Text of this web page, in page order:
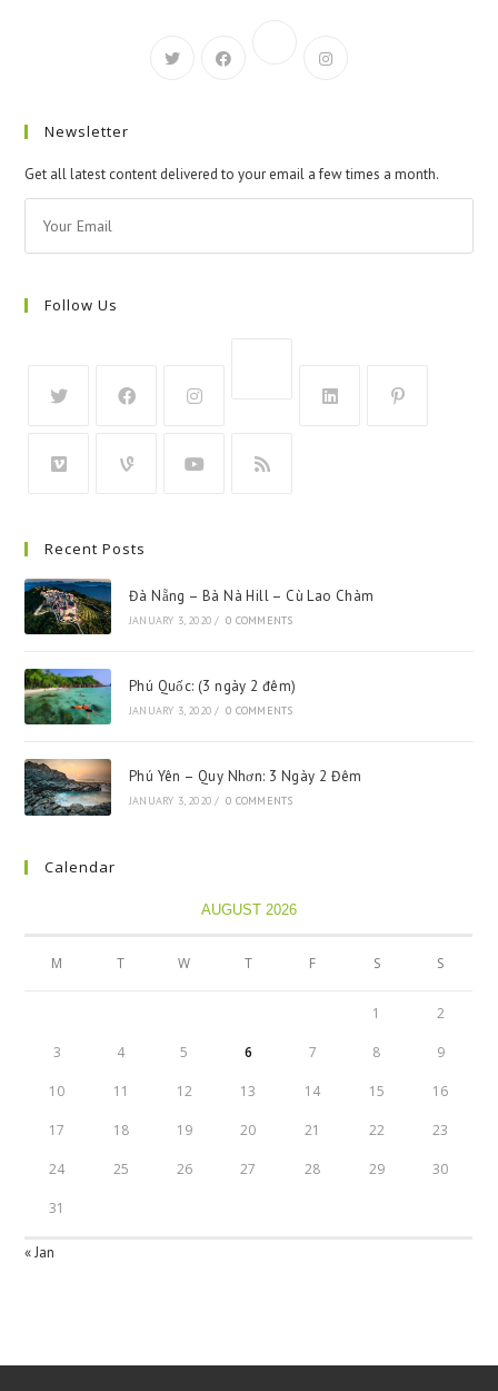
Newsletter
Get all latest content delivered to your email a few times a month.
Follow Us
Recent Posts
Đà Nẵng – Bà Nà Hill – Cù Lao Chàm
JANUARY 3, 2020 / 0 COMMENTS
Phú Quốc: (3 ngày 2 đêm)
JANUARY 3, 2020 / 0 COMMENTS
Phú Yên – Quy Nhơn: 3 Ngày 2 Đêm
JANUARY 3, 2020 / 0 COMMENTS
Calendar
AUGUST 2026
M T W T F S S
1 2
3 4 5 6 7 8 9
10 11 12 13 14 15 16
17 18 19 20 21 22 23
24 25 26 27 28 29 30
31
« Jan